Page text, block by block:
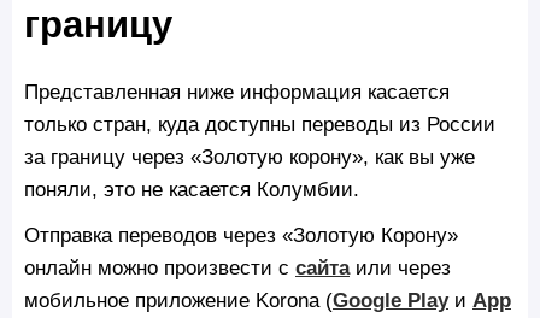
границу
Представленная ниже информация касается
только стран, куда доступны переводы из России
за границу через «Золотую корону», как вы уже
поняли, это не касается Колумбии.
Отправка переводов через «Золотую Корону»
онлайн можно произвести c сайтаили через
мобильное приложение Korona (Google Playи App